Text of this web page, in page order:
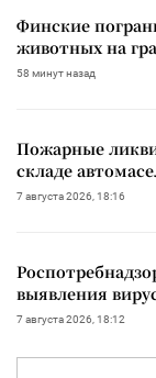
Финские
животных на
58 минут назад
Пожарные
складе
7 августа 2026, 18:16
выявления
7 августа 2026, 18:12